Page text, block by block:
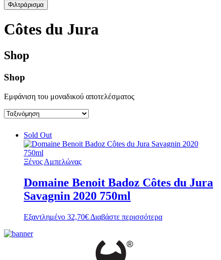
Φιλτράρισμα
Côtes du Jura
Shop
Shop
Εμφάνιση του μοναδικού αποτελέσματος
Sold Out
Ξένος Αμπελώνας
Domaine Benoit Badoz Côtes du Jura
Savagnin 2020 750ml
Εξαντλημένο 32,70€ Διαβάστε περισσότερα